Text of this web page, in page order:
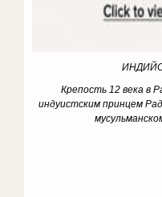
Крепость 12 века в
индуистским принцем